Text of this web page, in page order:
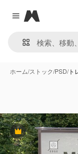
Close menu
Magnific
ホーム/ストック/PSD/ト
Premium